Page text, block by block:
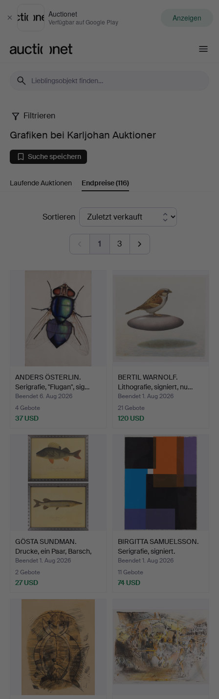
Schließen
Auctionet
Verfügbar auf Google Play Anzeigen
Grafiken
bei
Karljohan
Auktioner
Filtrieren
Grafiken bei Karljohan Auktioner
Suche speichern
Laufende Auktionen Endpreise(116)
EndpreiseSortieren
1 3
ANDERS ÖSTERLIN.
Serigrafie, "Flugan", sig…
Beendet 6. Aug 2026
4 Gebote
37 USD
BERTIL WARNOLF.
Lithografie, signiert, nu…
Beendet 1. Aug 2026
21 Gebote
120 USD
GÖSTA SUNDMAN.
Drucke, ein Paar, Barsch,
H…
Beendet 1. Aug 2026
2 Gebote
27 USD
BIRGITTA SAMUELSSON.
Serigrafie, signiert.
Beendet 1. Aug 2026
11 Gebote
74 USD